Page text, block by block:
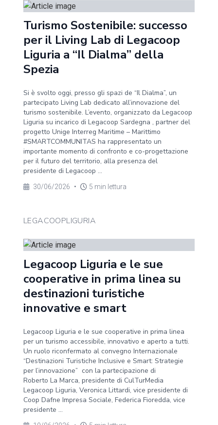
Turismo Sostenibile: successo
per il Living Lab di Legacoop
Liguria a “Il Dialma” della
Spezia
Si è svolto oggi, presso gli spazi de “Il Dialma”, un
partecipato Living Lab dedicato all’innovazione del
turismo sostenibile. L’evento, organizzato da Legacoop
Liguria su incarico di Legacoop Sardegna , partner del
progetto Unige Interreg Maritime – Marittimo
#SMARTCOMMUNITAS ha rappresentato un
importante momento di confronto e co-progettazione
per il futuro del territorio, alla presenza del
presidente di Legacoop ...
30/06/2026 • 5 min lettura
LEGACOOPLIGURIA
Legacoop Liguria e le sue
cooperative in prima linea su
destinazioni turistiche
innovative e smart
Legacoop Liguria e le sue cooperative in prima linea
per un turismo accessibile, innovativo e aperto a tutti.
Un ruolo riconfermato al convegno Internazionale
“Destinazioni Turistiche Inclusive e Smart: Strategie
per l’innovazione” con la partecipazione di
Roberto La Marca, presidente di CulTurMedia
Legacoop Liguria, Veronica Littardi, vice presidente di
Coop Dafne Impresa Sociale, Federica Fioredda, vice
presidente ...